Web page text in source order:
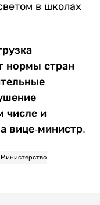
в школах
нормы стран
числе и
вице-министр.
Министерство